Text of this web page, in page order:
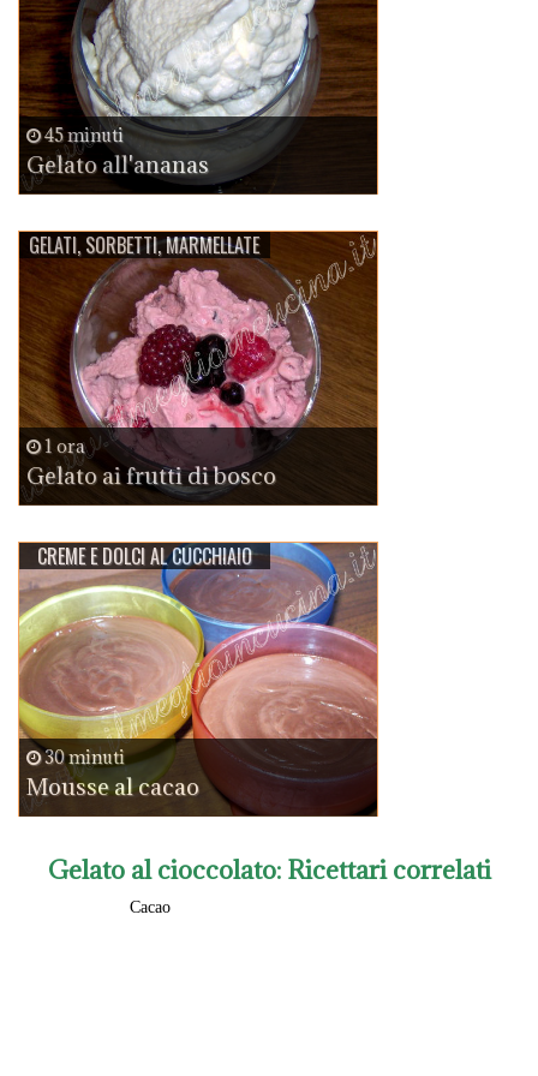
45 minuti
Gelato all'ananas
GELATI, SORBETTI, MARMELLATE
1 ora
Gelato ai frutti di bosco
CREME E DOLCI AL CUCCHIAIO
30 minuti
Mousse al cacao
Gelato al cioccolato: Ricettari correlati
Cacao